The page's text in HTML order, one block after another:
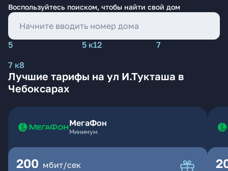
Воспользуйтесь поиском, чтобы найти свой дом
5 5 к12
7
7 к8
Лучшие тарифы на ул И.Тукташа в
Чебоксарах
МегаФон
Минимум
200 мбит/сек